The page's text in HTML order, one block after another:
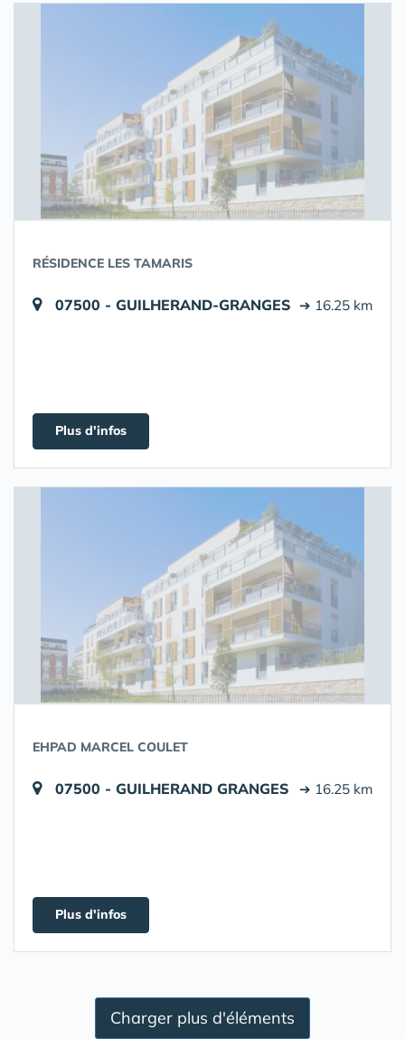
RÉSIDENCE LES TAMARIS
07500 - GUILHERAND-GRANGES ➔ 16.25 km
Plus d'infos
EHPAD MARCEL COULET
07500 - GUILHERAND GRANGES ➔ 16.25 km
Plus d'infos
Charger plus d'éléments